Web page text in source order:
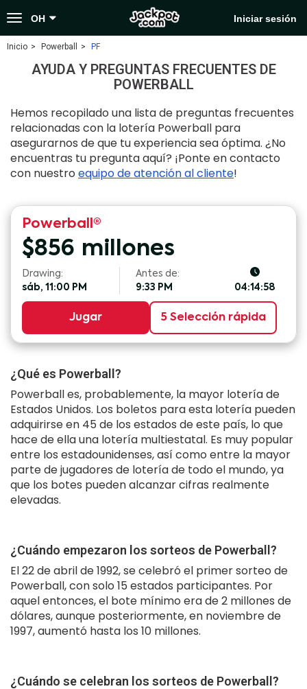
Toggle
navigation
OH Iniciar sesión
Inicio Powerball PF
AYUDA Y PREGUNTAS FRECUENTES DE
POWERBALL
Hemos recopilado una lista de preguntas frecuentes
relacionadas con la lotería Powerball para
asegurarnos de que tu experiencia sea óptima. ¿No
encuentras tu pregunta aquí? ¡Ponte en contacto
con nuestro equipo de atención al cliente!
Powerball®
$856 millones
Drawing:
sáb, 11:00 PM
Antes de:
9:33 PM
04:14:58
Jugar 5 Selección rápida
¿Qué es Powerball?
Powerball es, probablemente, la mayor lotería de
Estados Unidos. Los boletos para esta lotería pueden
adquirirse en 45 de los estados de este país, lo que
hace de ella una lotería multiestatal. Es muy popular
entre los estadounidenses, así como entre la mayor
parte de jugadores de lotería de todo el mundo, ya
que los botes pueden alcanzar cifras realmente
elevadas.
¿Cuándo empezaron los sorteos de Powerball?
El 22 de abril de 1992, se celebró el primer sorteo de
Powerball, con solo 15 estados participantes. Por
aquel entonces, el bote mínimo era de 2 millones de
dólares, aunque posteriormente, en noviembre de
1997, aumentó hasta los 10 millones.
¿Cuándo se celebran los sorteos de Powerball?